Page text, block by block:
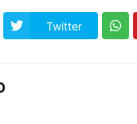
Twitter